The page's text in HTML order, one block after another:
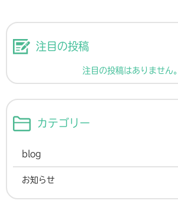
注目の投稿
注目の投稿はありません。
カテゴリー
blog
お知らせ